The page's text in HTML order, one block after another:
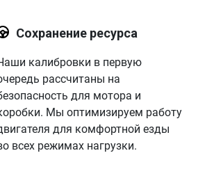
Сохранение ресурса
калибровки в первую
рассчитаны на
для мотора и
Мы оптимизируем работу
для комфортной езды
всех режимах нагрузки.